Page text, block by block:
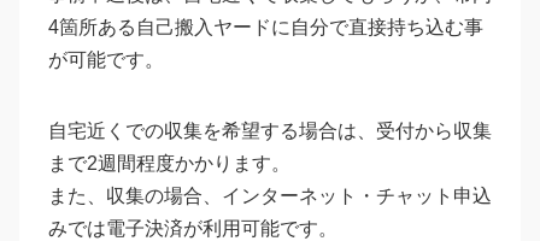
4箇所ある自己搬入ヤードに自分で直接持ち込む事
が可能です。
自宅近くでの収集を希望する場合は、受付から収集
まで2週間程度かかります。
また、収集の場合、インターネット・チャット申込
みでは電子決済が利用可能です。